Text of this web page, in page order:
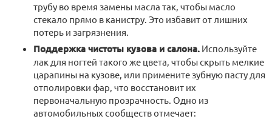
трубу во время замены масла так, чтобы масло
стекало прямо в канистру. Это избавит от лишних
потерь и загрязнения.
Поддержка чистоты кузова и салона. Используйте
лак для ногтей такого же цвета, чтобы скрыть мелкие
царапины на кузове, или примените зубную пасту для
отполировки фар, что восстановит их
первоначальную прозрачность. Одно из
автомобильных сообществ отмечает: